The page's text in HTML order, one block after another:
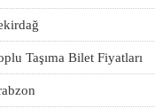
Taşıma Bilet Fiyatları